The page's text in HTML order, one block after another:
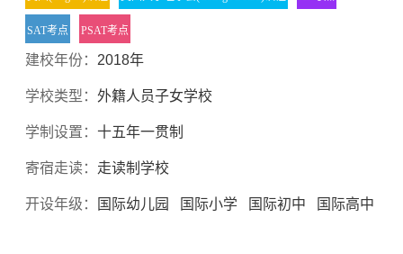
SAT考点 PSAT考点
建校年份： 2018年
学校类型：外籍人员子女学校
学制设置：十五年一贯制
寄宿走读： 走读制学校
开设年级： 国际幼儿园 国际小学 国际初中 国际高中